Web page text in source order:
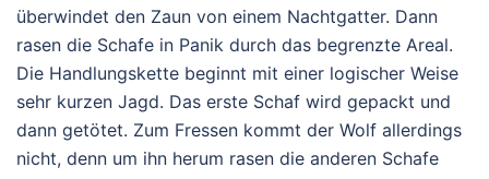
überwindet den Zaun von einem Nachtgatter. Dann
rasen die Schafe in Panik durch das begrenzte Areal.
Die Handlungskette beginnt mit einer logischer Weise
sehr kurzen Jagd. Das erste Schaf wird gepackt und
dann getötet. Zum Fressen kommt der Wolf allerdings
nicht, denn um ihn herum rasen die anderen Schafe